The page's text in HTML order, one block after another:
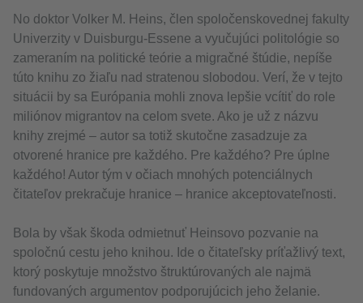
No doktor Volker M. Heins, člen spoločenskovednej fakulty
Univerzity v Duisburgu-Essene a vyučujúci politológie so
zameraním na politické teórie a migračné štúdie, nepíše
túto knihu zo žiaľu nad stratenou slobodou. Verí, že v tejto
situácii by sa Európania mohli znova lepšie vcítiť do role
miliónov migrantov na celom svete. Ako je už z názvu
knihy zrejmé – autor sa totiž skutočne zasadzuje za
otvorené hranice pre každého. Pre každého? Pre úplne
každého! Autor tým v očiach mnohých potenciálnych
čitateľov prekračuje hranice – hranice akceptovateľnosti.
Bola by však škoda odmietnuť Heinsovo pozvanie na
spoločnú cestu jeho knihou. Ide o čitateľsky príťažlivý text,
ktorý poskytuje množstvo štruktúrovaných ale najmä
fundovaných argumentov podporujúcich jeho želanie.